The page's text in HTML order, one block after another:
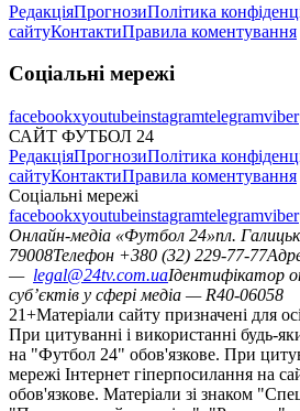
РедакціяПрогнозиПолітика
сайтуКонтактиПравила коментування
Соціальні мережі
facebookxyoutubeinstagramtelegramviber
САЙТ ФУТБОЛ 24
РедакціяПрогнозиПолітика
сайтуКонтактиПравила коментування
Соціальні мережі
facebookxyoutubeinstagramtelegramviber
Онлайн-медіа «Футбол 24»пл.
79008Телефон +380 (32) 229-77-77
— legal@24tv.com.uaІдентифікатор
суб’єктів у сфері медіа — R40-06058
21+Матеріали сайту призначені для
При цитуванні і використанні будь-
на "Футбол 24" обов'язкове. При
мережі Інтернет гіперпосилання на
обов'язкове. Матеріали зі знаком